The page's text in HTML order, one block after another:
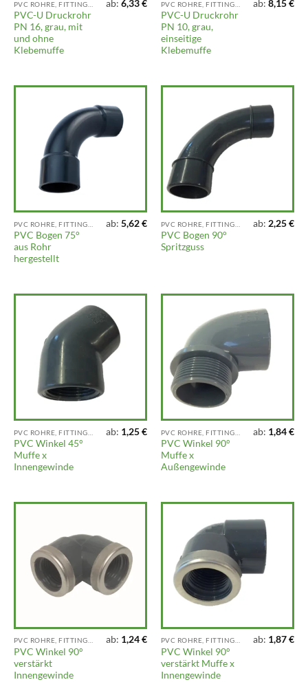
PVC-U Druckrohr
PN 16, grau, mit
und ohne
Klebemuffe
ab:6,33€
PVC-U Druckrohr
PN 10, grau,
einseitige
Klebemuffe
ab:8,15€
PVC Bogen 75°
aus Rohr
hergestellt
ab:5,62€
PVC Bogen 90°
Spritzguss
ab: 2,25€
PVC Winkel 45°
Muffe x
Innengewinde
ab: 1,25€
PVC Winkel 90°
Muffe x
Außengewinde
ab: 1,84€
PVC ROHRE, FITTINGS UND ARMATUREN
PVC Winkel 90°
verstärkt
Innengewinde
ab: 1,24€ PVC ROHRE, FITTINGS UND ARMATUREN
PVC Winkel 90°
verstärkt Muffe x
Innengewinde
ab: 1,87€